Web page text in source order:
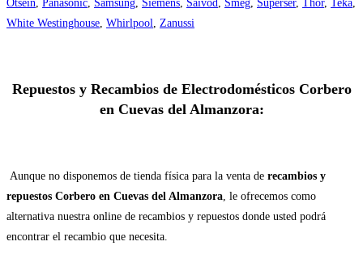
Otsein, Panasonic, Samsung, Siemens, Saivod, Smeg, Superser, Thor, Teka,
White Westinghouse, Whirlpool, Zanussi
Repuestos y Recambios de Electrodomésticos Corbero
en Cuevas del Almanzora:
Aunque no disponemos de tienda física para la venta de recambios y
repuestos Corbero en Cuevas del Almanzora, le ofrecemos como
alternativa nuestra online de recambios y repuestos donde usted podrá
encontrar el recambio que necesita.